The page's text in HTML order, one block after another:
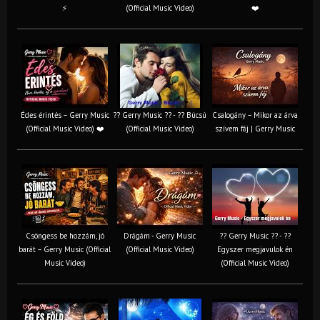
⚡
(Official Music Video)
❤️
Édes érintés – Gerry Music
(Official Music Video) ❤️
?? Gerry Music ?? - ?? Búcsú
(Official Music Video)
Csalogány – Mikor az árva
szívem fáj | Gerry Music
Csöngess be hozzám, jó
barát – Gerry Music (Official
Music Video)
Drágám - Gerry Music
(Official Music Video)
?? Gerry Music ?? - ??
Egyszer megjavulok én
(Official Music Video)